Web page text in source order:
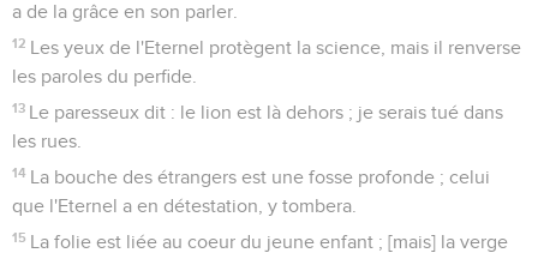
a de la grâce en son parler.
12 Les yeux de l'Eternel protègent la science, mais il renverse
les paroles du perfide.
13 Le paresseux dit : le lion est là dehors ; je serais tué dans
les rues.
14 La bouche des étrangers est une fosse profonde ; celui
que l'Eternel a en détestation, y tombera.
15 La folie est liée au coeur du jeune enfant ; [mais] la verge